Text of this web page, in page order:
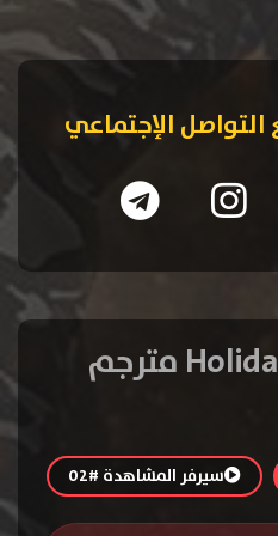
الإجتماعي
سيرفر المشاهدة #02